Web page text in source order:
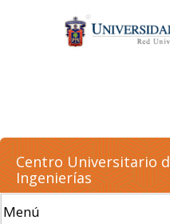
Centro Universitario
Ingenierías